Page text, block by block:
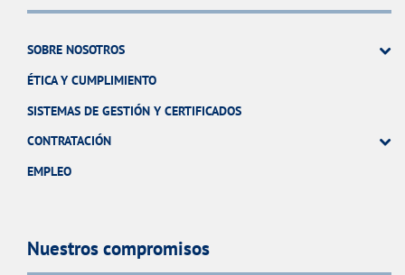
SOBRE NOSOTROS
ÉTICA Y CUMPLIMIENTO
SISTEMAS DE GESTIÓN Y CERTIFICADOS
CONTRATACIÓN
EMPLEO
Nuestros compromisos